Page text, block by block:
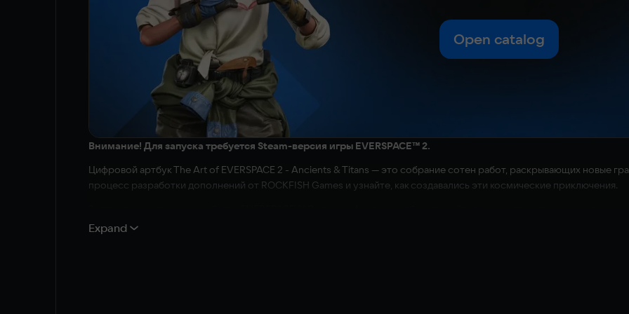
Open catalog
Внимание! Для запуска требуется Steam-версия игры EVERSPACE™ 2.
Цифровой артбук The Art of EVERSPACE 2 - Ancients & Titans — это собрание сотен работ, раскрывающих новые
процесс разработки дополнений от ROCKFISH Games и узнайте, как создавались эти космические приключения.
сокровище для поклонников космоса и научной фантастики. Узнайте, какие идеи вдохновили создание новых
Expand